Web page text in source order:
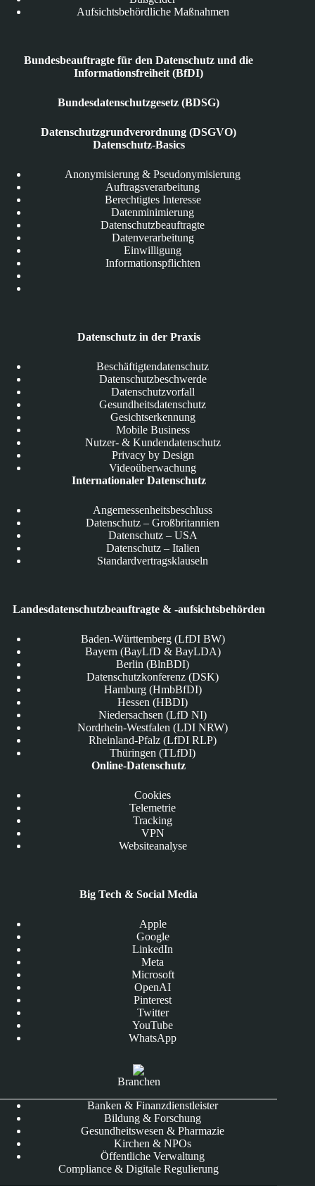
Aufsichtsbehördliche Maßnahmen
Bundesbeauftragte für den Datenschutz und die
Informationsfreiheit (BfDI)
Bundesdatenschutzgesetz (BDSG)
Datenschutzgrundverordnung (DSGVO)
Datenschutz-Basics
Anonymisierung & Pseudonymisierung
Auftragsverarbeitung
Berechtigtes Interesse
Datenminimierung
Datenschutzbeauftragte
Datenverarbeitung
Einwilligung
Informationspflichten
Datenschutz in der Praxis
Beschäftigtendatenschutz
Datenschutzbeschwerde
Datenschutzvorfall
Gesundheitsdatenschutz
Gesichtserkennung
Mobile Business
Nutzer- & Kundendatenschutz
Privacy by Design
Videoüberwachung
Internationaler Datenschutz
Angemessenheitsbeschluss
Datenschutz – Großbritannien
Datenschutz – USA
Datenschutz – Italien
Standardvertragsklauseln
Landesdatenschutzbeauftragte & -aufsichtsbehörden
Baden-Württemberg (LfDI BW)
Bayern (BayLfD & BayLDA)
Berlin (BlnBDI)
Datenschutzkonferenz (DSK)
Hamburg (HmbBfDI)
Hessen (HBDI)
Niedersachsen (LfD NI)
Nordrhein-Westfalen (LDI NRW)
Rheinland-Pfalz (LfDI RLP)
Thüringen (TLfDI)
Online-Datenschutz
Cookies
Telemetrie
Tracking
VPN
Websiteanalyse
Big Tech & Social Media
Apple
Google
LinkedIn
Meta
Microsoft
OpenAI
Pinterest
Twitter
YouTube
WhatsApp
Branchen
Banken & Finanzdienstleister
Bildung & Forschung
Gesundheitswesen & Pharmazie
Kirchen & NPOs
Öffentliche Verwaltung
Compliance & Digitale Regulierung